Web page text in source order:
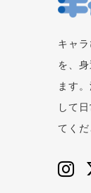
キャ
を、
ます
して
てくだ